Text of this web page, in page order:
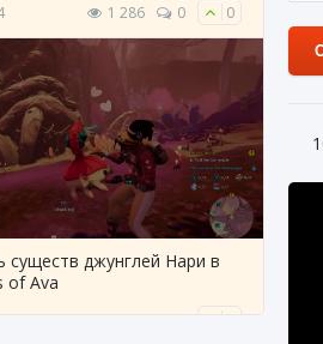
1 286 0 0
существ джунглей Нари в
of Ava
1 218 0 0